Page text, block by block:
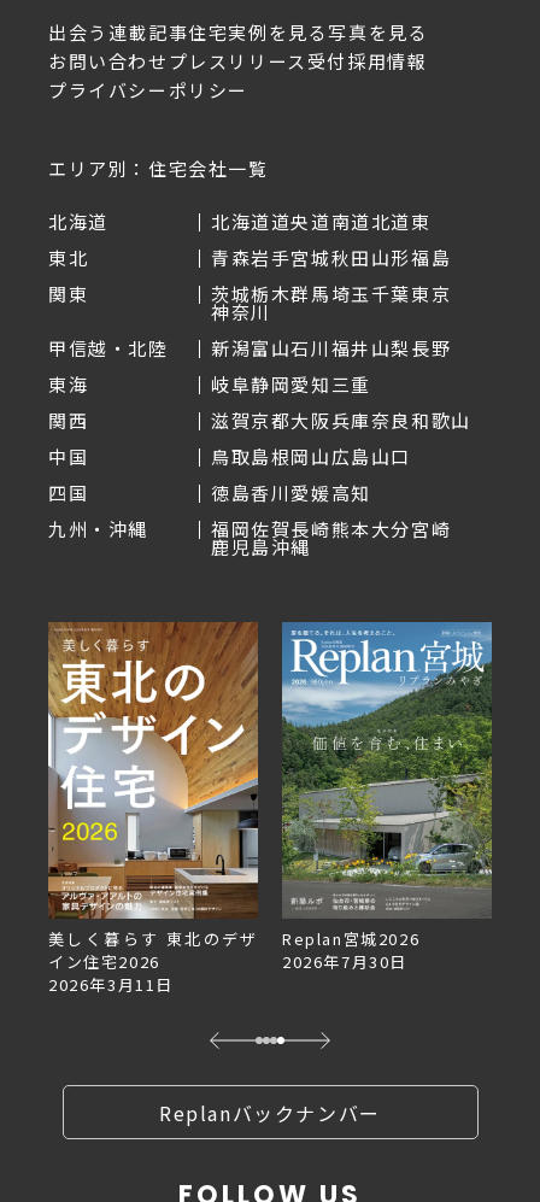
出会う 連載記事住宅実例を見る写真を見る
お問い合わせ プレスリリース受付採用情報
プライバシーポリシー
エリア別：住宅会社一覧
北海道 北海道道央道南道北道東
東北
青森岩手宮城秋田山形福島
関東
茨城栃木群馬埼玉千葉東京
神奈川
甲信越・北陸
新潟富山石川福井山梨長野
東海
岐阜静岡愛知三重
関西
滋賀京都大阪兵庫奈良和歌山
中国
鳥取島根岡山広島山口
四国
徳島香川愛媛高知
九州・沖縄
福岡佐賀長崎熊本大分宮崎
鹿児島沖縄
美しく暮らす 東北のデザ
イン住宅2026
2026年3月11日
Replan宮城2026
2026年7月30日
Replanバックナンバー